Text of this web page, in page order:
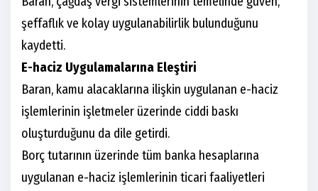
şeffaflık ve kolay uygulanabilirlik bulunduğunu
kaydetti.
E-haciz Uygulamalarına Eleştiri
Baran, kamu alacaklarına ilişkin uygulanan e-haciz
işlemlerinin işletmeler üzerinde ciddi baskı
oluşturduğunu da dile getirdi.
Borç tutarının üzerinde tüm banka hesaplarına
uygulanan e-haciz işlemlerinin ticari faaliyetleri